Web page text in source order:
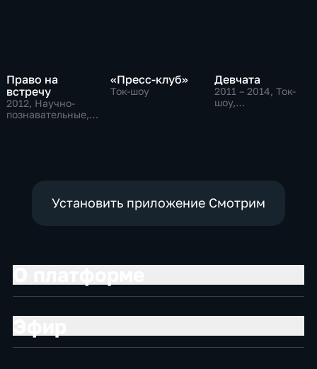
Право на
встречу
2012, Научно-
познавательные,
«Пресс-клуб»
Ток-шоу
Девчата
2011 – 2014, Ток-
шоу,
Установить приложение Смотрим